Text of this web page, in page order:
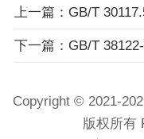
Copyright © 2021-
版权所有